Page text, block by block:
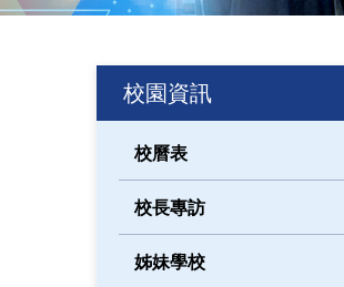
校園資訊
校曆表
校長專訪
姊妹學校